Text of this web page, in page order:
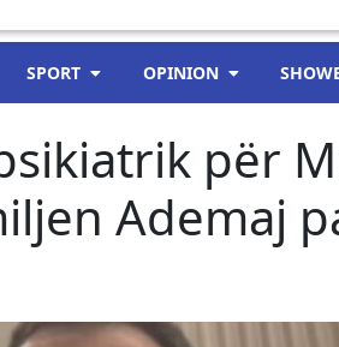
SPORT OPINION
për
Ademaj